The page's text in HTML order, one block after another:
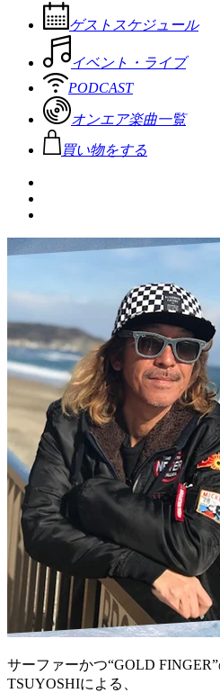
ゲストスケジュール
イベント・ライブ
PODCAST
オンエア楽曲一覧
買い物をする
サーファーかつ“GOLD
TSUYOSHIによる、